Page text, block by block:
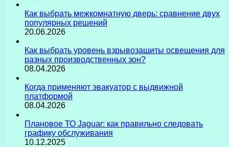
Как выбрать межкомнатную дверь: сравнение двух
популярных решений
20.06.2026
Как выбрать уровень взрывозащиты освещения для
разных производственных зон?
08.04.2026
Когда применяют эвакуатор с выдвижной
платформой
08.04.2026
Плановое ТО Jaguar: как правильно следовать
графику обслуживания
10.12.2025